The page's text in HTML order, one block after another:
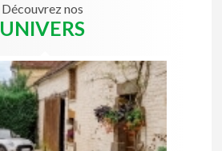
Découvrez nos
UNIVERS